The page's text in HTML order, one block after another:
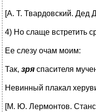
[А. Т. Твардовский. Дед
4) Но слаще встретить
Ее слезу очам моим:
Так, зря спасителя
Невинный плакал
[М. Ю. Лермонтов.